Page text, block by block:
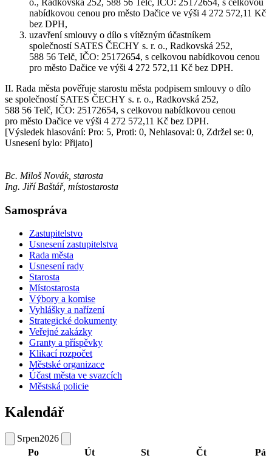
nabídkovou cenou pro město Dačice ve výši 4 272 572,11 Kč
bez DPH,
uzavření smlouvy o dílo s vítězným účastníkem
společností SATES ČECHY s. r. o., Radkovská 252,
588 56 Telč, IČO: 25172654, s celkovou nabídkovou cenou
pro město Dačice ve výši 4 272 572,11 Kč bez DPH.
II. Rada města pověřuje starostu města podpisem smlouvy o dílo
se společností SATES ČECHY s. r. o., Radkovská 252,
588 56 Telč, IČO: 25172654, s celkovou nabídkovou cenou
pro město Dačice ve výši 4 272 572,11 Kč bez DPH.
[Výsledek hlasování: Pro: 5, Proti: 0, Nehlasoval: 0, Zdržel se: 0,
Usnesení bylo: Přijato]
Bc. Miloš Novák, starosta
Ing. Jiří Baštář, místostarosta
Samospráva
Zastupitelstvo
Usnesení zastupitelstva
Rada města
Usnesení rady
Starosta
Místostarosta
Výbory a komise
Vyhlášky a nařízení
Strategické dokumenty
Veřejné zakázky
Granty a příspěvky
Klikací rozpočet
Městské organizace
Účast města ve svazcích
Městská policie
Kalendář
Srpen2026
Po
Út St Čt Pá